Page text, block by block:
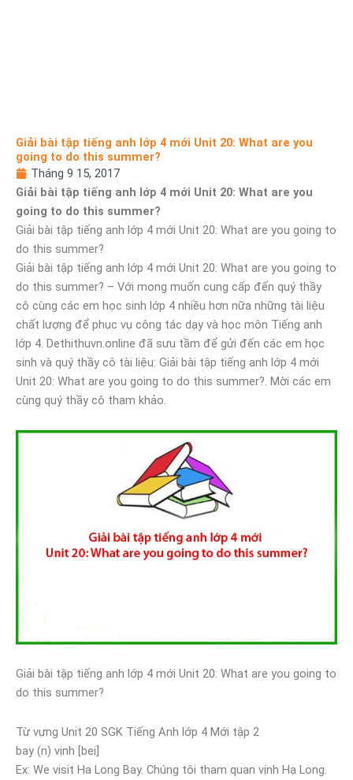
Giải bài tập tiếng anh lớp 4 mới Unit 20: What are you
going to do this summer?
Tháng 9 15, 2017
Giải bài tập tiếng anh lớp 4 mới Unit 20: What are you
going to do this summer?
Giải bài tập tiếng anh lớp 4 mới Unit 20: What are you going to
do this summer?
Giải bài tập tiếng anh lớp 4 mới Unit 20: What are you going to
do this summer? – Với mong muốn cung cấp đến quý thầy
cô cùng các em học sinh lớp 4 nhiều hơn nữa những tài liệu
chất lượng để phục vụ công tác dạy và học môn Tiếng anh
lớp 4. Dethithuvn.online đã sưu tầm để gửi đến các em học
sinh và quý thầy cô tài liệu: Giải bài tập tiếng anh lớp 4 mới
Unit 20: What are you going to do this summer?. Mời các em
cùng quý thầy cô tham khảo.
Giải bài tập tiếng anh lớp 4 mới Unit 20: What are you going to
do this summer?
Từ vựng Unit 20 SGK Tiếng Anh lớp 4 Mới tập 2
bay (n) vịnh [bei]
Ex: We visit Ha Long Bay. Chúng tôi tham quan vịnh Hạ Long.